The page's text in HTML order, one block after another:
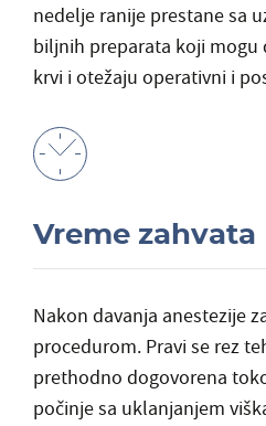
nedelje ranije prestane sa
biljnih preparata koji mogu
krvi i otežaju operativni i
Vreme zahvata
Nakon davanja anestezije
procedurom. Pravi se rez
prethodno dogovorena
počinje sa uklanjanjem